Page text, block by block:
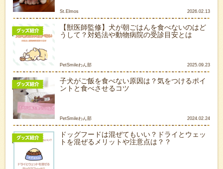
「犬のフード」の記事一覧
St.Elmos 2026.02.13
【獣医師監修】犬が朝ごはんを食べないのはど
うして？対処法や動物病院の受診目安とは
PetSmileわん部 2025.09.23
子犬がご飯を食べない原因は？気をつけるポイ
ントと食べさせるコツ
PetSmileわん部 2024.02.24
ドッグフードは混ぜてもいい？ドライとウェッ
トを混ぜるメリットや注意点は？？